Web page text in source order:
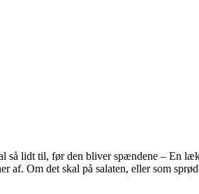
så lidt til, før den bliver spændene – En
Om det skal på salaten, eller som